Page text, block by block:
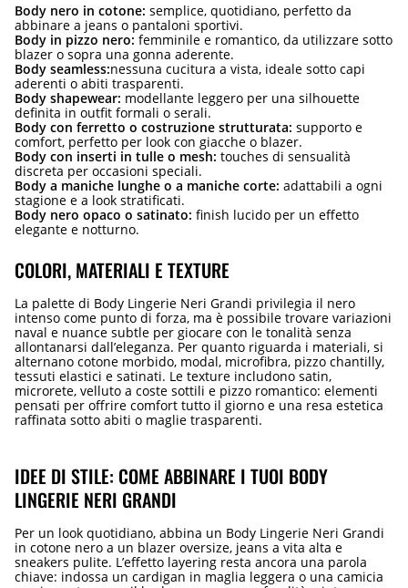
Body nero in cotone: semplice, quotidiano, perfetto da
abbinare a jeans o pantaloni sportivi.
Body in pizzo nero: femminile e romantico, da utilizzare sotto
blazer o sopra una gonna aderente.
Body seamless:nessuna cucitura a vista, ideale sotto capi
aderenti o abiti trasparenti.
Body shapewear: modellante leggero per una silhouette
definita in outfit formali o serali.
Body con ferretto o costruzione strutturata: supporto e
comfort, perfetto per look con giacche o blazer.
Body con inserti in tulle o mesh: touches di sensualità
discreta per occasioni speciali.
Body a maniche lunghe o a maniche corte: adattabili a ogni
stagione e a look stratificati.
Body nero opaco o satinato: finish lucido per un effetto
elegante e notturno.
COLORI, MATERIALI E TEXTURE
La palette di Body Lingerie Neri Grandi privilegia il nero
intenso come punto di forza, ma è possibile trovare variazioni
naval e nuance subtle per giocare con le tonalità senza
allontanarsi dall’eleganza. Per quanto riguarda i materiali, si
alternano cotone morbido, modal, microfibra, pizzo chantilly,
tessuti elastici e satinati. Le texture includono satin,
microrete, velluto a coste sottili e pizzo romantico: elementi
pensati per offrire comfort tutto il giorno e una resa estetica
raffinata sotto abiti o maglie trasparenti.
IDEE DI STILE: COME ABBINARE I TUOI BODY
LINGERIE NERI GRANDI
Per un look quotidiano, abbina un Body Lingerie Neri Grandi
in cotone nero a un blazer oversize, jeans a vita alta e
sneakers pulite. L’effetto layering resta ancora una parola
chiave: indossa un cardigan in maglia leggera o una camicia